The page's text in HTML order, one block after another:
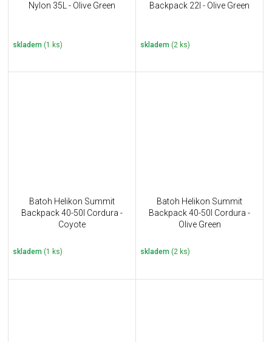
Nylon 35L - Olive Green
skladem (1 ks)
Backpack 22l - Olive Green
skladem (2 ks)
Batoh Helikon Summit
Backpack 40-50l Cordura -
Coyote
skladem (1 ks)
Batoh Helikon Summit
Backpack 40-50l Cordura -
Olive Green
skladem (2 ks)